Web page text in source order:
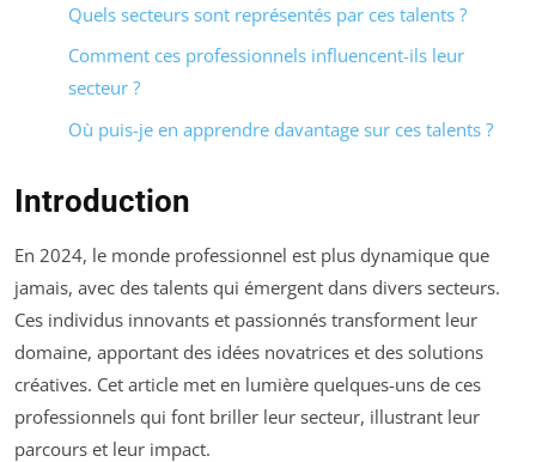
Quels secteurs sont représentés par ces talents ?
Comment ces professionnels influencent-ils leur
secteur ?
Où puis-je en apprendre davantage sur ces talents ?
Introduction
En 2024, le monde professionnel est plus dynamique que
jamais, avec des talents qui émergent dans divers secteurs.
Ces individus innovants et passionnés transforment leur
domaine, apportant des idées novatrices et des solutions
créatives. Cet article met en lumière quelques-uns de ces
professionnels qui font briller leur secteur, illustrant leur
parcours et leur impact.